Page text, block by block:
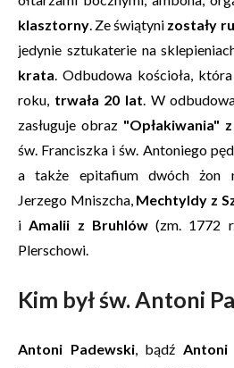
klasztorny. Ze świątyni zostały
jedynie sztukaterie na
krata. Odbudowa kościoła,
roku, trwała 20 lat. W
zasługuje obraz "Opłakiwania"
św. Franciszka i św. Antoniego
a także epitafium dwóch żon
Jerzego Mniszcha, Mechtyldy z
iAmalii z Bruhlów(zm. 1772
Plerschowi.
Kim był św. Antoni
Antoni Padewski, bądźAntoni